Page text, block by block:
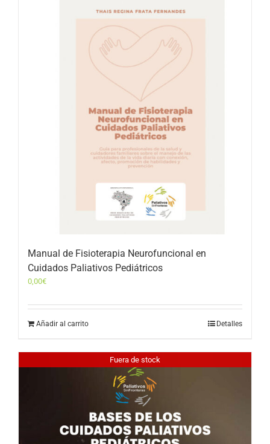
Manual de Fisioterapia Neurofuncional en
Cuidados Paliativos Pediátricos
0,00€
Añadir al carrito Detalles
Fuera de stock